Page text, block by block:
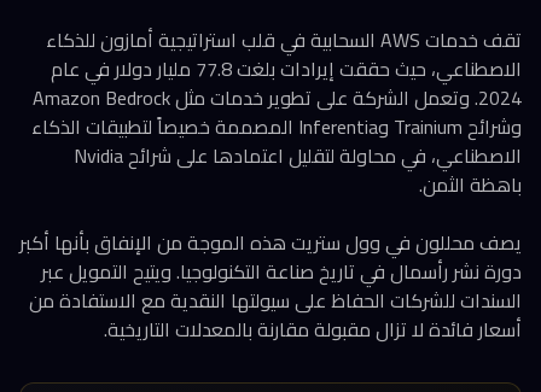
تقف خدمات AWS السحابية في قلب استراتيجية أمازون للذكاء
الاصطناعي، حيث حققت إيرادات بلغت 77.8 مليار دولار في عام
2024. وتعمل الشركة على تطوير خدمات مثل Amazon Bedrock
وشرائح Trainium وInferentia المصممة خصيصاً لتطبيقات الذكاء
الاصطناعي، في محاولة لتقليل اعتمادها على شرائح Nvidia
باهظة الثمن.
يصف محللون في وول ستريت هذه الموجة من الإنفاق بأنها أكبر
دورة نشر رأسمال في تاريخ صناعة التكنولوجيا. ويتيح التمويل عبر
السندات للشركات الحفاظ على سيولتها النقدية مع الاستفادة من
أسعار فائدة لا تزال مقبولة مقارنة بالمعدلات التاريخية.